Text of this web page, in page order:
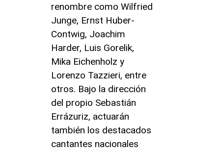
renombre como Wilfried
Junge, Ernst Huber-
Contwig, Joachim
Harder, Luis Gorelik,
Mika Eichenholz y
Lorenzo Tazzieri, entre
otros. Bajo la dirección
del propio Sebastián
Errázuriz, actuarán
también los destacados
cantantes nacionales